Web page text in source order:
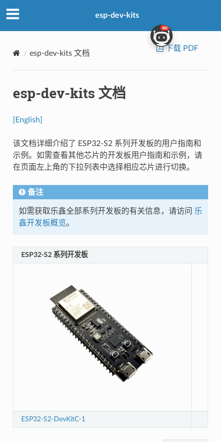
esp-dev-kits
esp-dev-kits 文档
下载 PDF
esp-dev-kits 文档
[English]
该文档详细介绍了 ESP32-S2 系列开发板的用户指南和
示例。如需查看其他芯片的开发板用户指南和示例，请
在页面左上角的下拉列表中选择相应芯片进行切换。
备注
如需获取乐鑫全部系列开发板的有关信息，请访问 乐
鑫开发板概览。
ESP32-S2 系列开发板
ESP32-S2-DevKitC-1